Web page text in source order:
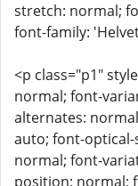
stretch: normal;
font-family:
<p class="p1"
normal; font-
alternates:
auto; font-
normal; font-
position: normal;